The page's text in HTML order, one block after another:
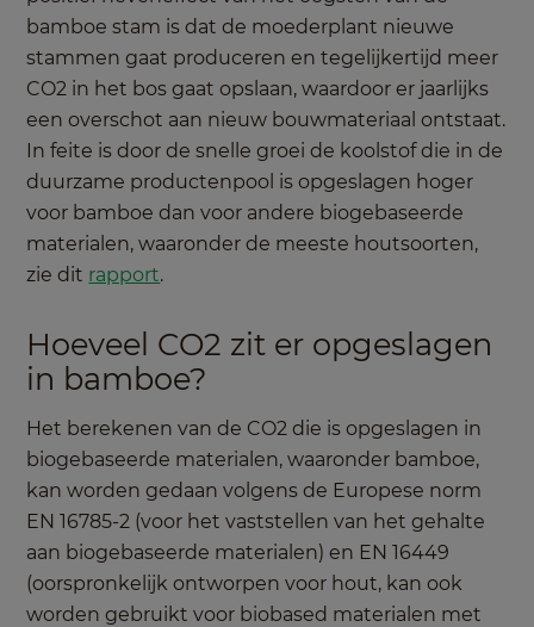
bamboe stam is dat de moederplant nieuwe
stammen gaat produceren en tegelijkertijd meer
CO2 in het bos gaat opslaan, waardoor er jaarlijks
een overschot aan nieuw bouwmateriaal ontstaat.
In feite is door de snelle groei de koolstof die in de
duurzame productenpool is opgeslagen hoger
voor bamboe dan voor andere biogebaseerde
materialen, waaronder de meeste houtsoorten,
zie dit rapport.
Hoeveel CO2 zit er opgeslagen
in bamboe?
Het berekenen van de CO2 die is opgeslagen in
biogebaseerde materialen, waaronder bamboe,
kan worden gedaan volgens de Europese norm
EN 16785-2 (voor het vaststellen van het gehalte
aan biogebaseerde materialen) en EN 16449
(oorspronkelijk ontworpen voor hout, kan ook
worden gebruikt voor biobased materialen met